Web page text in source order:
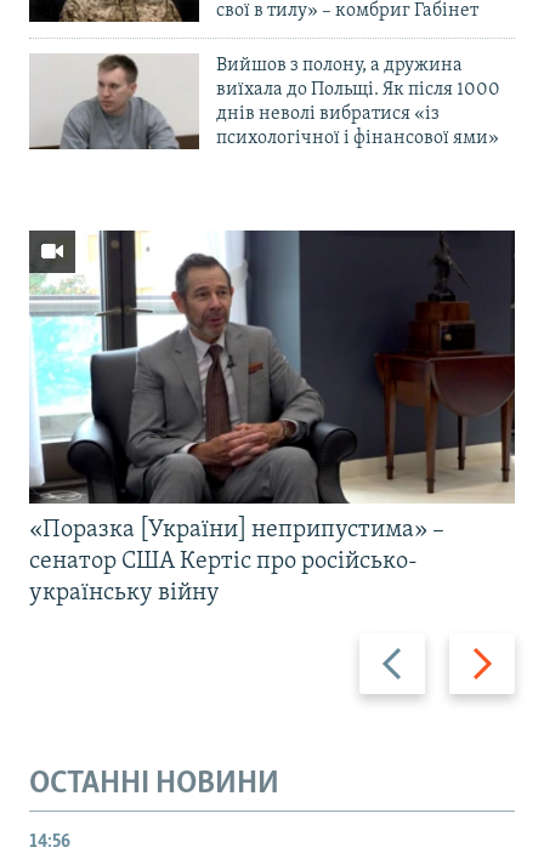
свої в тилу» – комбриг Габінет
Вийшов з полону, а дружина
виїхала до Польщі. Як після 1000
днів неволі вибратися «із
психологічної і фінансової ями»
Назад Вперед
«Поразка [України] неприпустима» –
сенатор США Кертіс про російсько-
українську війну
ОСТАННІ НОВИНИ
14:56